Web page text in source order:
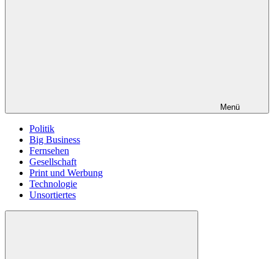
Menü
Politik
Big Business
Fernsehen
Gesellschaft
Print und Werbung
Technologie
Unsortiertes